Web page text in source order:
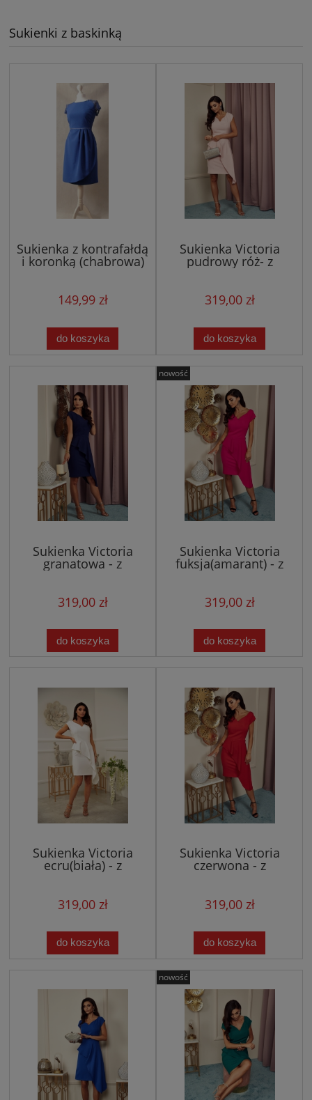
Sukienki z baskinką
Sukienka z kontrafałdą
i koronką (chabrowa)
149,99 zł
do koszyka
Sukienka Victoria
pudrowy róż- z
asymetryczną baskinką
319,00 zł
do koszyka
Sukienka Victoria
granatowa - z
asymetryczną baskinką
319,00 zł
do koszyka
Sukienka Victoria
fuksja(amarant) - z
asymetryczną baskinką
319,00 zł
do koszyka
nowość
Sukienka Victoria
ecru(biała) - z
319,00 zł
do koszyka
Sukienka Victoria
czerwona - z
319,00 zł
do koszyka
nowość